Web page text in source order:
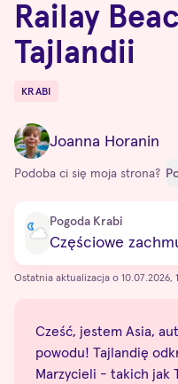
Railay
Tajlandii
Destinations
KRABI
Joanna Horanin
Podoba ci się moja strona?
Pogoda Krabi
Ostatnia aktualizacja o 10.07.2026,
Cześć, jestem Asia,
powodu! Tajlandię
Marzycieli - takich jak